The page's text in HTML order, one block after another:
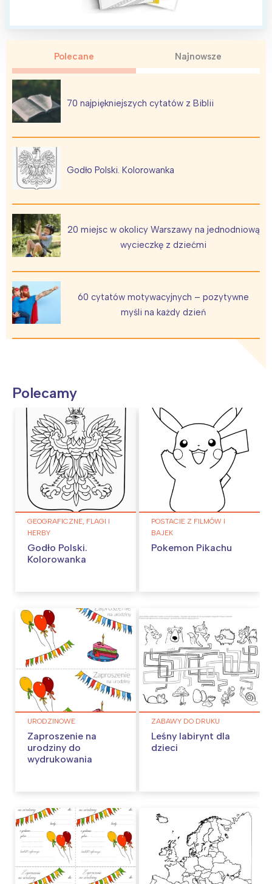
Polecane Najnowsze
70 najpiękniejszych cytatów z Biblii
Godło Polski. Kolorowanka
20 miejsc w okolicy Warszawy na jednodniową
wycieczkę z dziećmi
60 cytatów motywacyjnych – pozytywne
myśli na każdy dzień
Polecamy
GEOGRAFICZNE, FLAGI I
HERBY
Godło Polski.
Kolorowanka
POSTACIE Z FILMÓW I
BAJEK
Pokemon Pikachu
URODZINOWE
Zaproszenie na
urodziny do
wydrukowania
ZABAWY DO DRUKU
Leśny labirynt dla
dzieci
Interesują mnie wydarzenia z
Warszawa
Łódź
Trójmiasto
Poznań
Kraków
Wybieram